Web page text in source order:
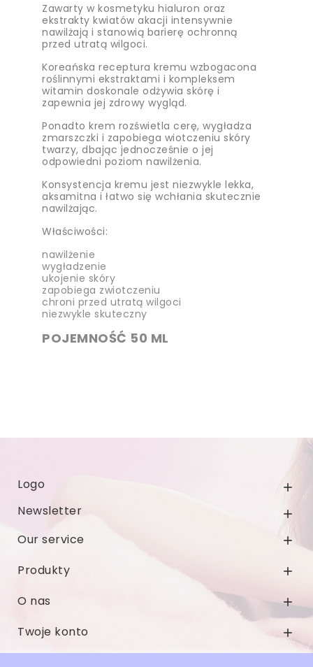
Zawarty w kosmetyku hialuron oraz
ekstrakty kwiatów akacji intensywnie
nawilżają i stanowią barierę ochronną
przed utratą wilgoci.
Koreańska receptura kremu wzbogacona
roślinnymi ekstraktami i kompleksem
witamin doskonale odżywia skórę i
zapewnia jej zdrowy wygląd.
Ponadto krem rozświetla cerę, wygładza
zmarszczki i zapobiega wiotczeniu skóry
twarzy, dbając jednocześnie o jej
odpowiedni poziom nawilżenia.
Konsystencja kremu jest niezwykle lekka,
aksamitna i łatwo się wchłania skutecznie
nawilżając.
Właściwości:
nawilżenie
wygładzenie
ukojenie skóry
zapobiega zwiotczeniu
chroni przed utratą wilgoci
niezwykle skuteczny
POJEMNOŚĆ 50 ML
Logo 
Newsletter 
Our service 
Produkty 
O nas 
Twoje konto 